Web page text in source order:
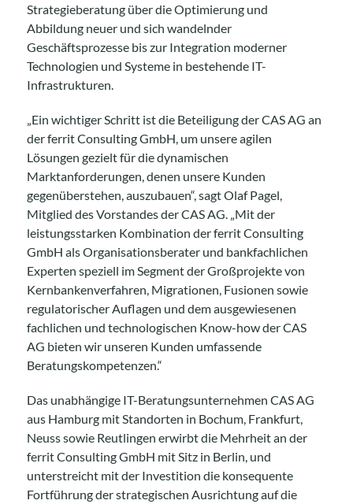
Strategieberatung über die Optimierung und
Abbildung neuer und sich wandelnder
Geschäftsprozesse bis zur Integration moderner
Technologien und Systeme in bestehende IT-
Infrastrukturen.
„Ein wichtiger Schritt ist die Beteiligung der CAS AG an
der ferrit Consulting GmbH, um unsere agilen
Lösungen gezielt für die dynamischen
Marktanforderungen, denen unsere Kunden
gegenüberstehen, auszubauen“, sagt Olaf Pagel,
Mitglied des Vorstandes der CAS AG. „Mit der
leistungsstarken Kombination der ferrit Consulting
GmbH als Organisationsberater und bankfachlichen
Experten speziell im Segment der Großprojekte von
Kernbankenverfahren, Migrationen, Fusionen sowie
regulatorischer Auflagen und dem ausgewiesenen
fachlichen und technologischen Know-how der CAS
AG bieten wir unseren Kunden umfassende
Beratungskompetenzen.“
Das unabhängige IT-Beratungsunternehmen CAS AG
aus Hamburg mit Standorten in Bochum, Frankfurt,
Neuss sowie Reutlingen erwirbt die Mehrheit an der
ferrit Consulting GmbH mit Sitz in Berlin, und
unterstreicht mit der Investition die konsequente
Fortführung der strategischen Ausrichtung auf die